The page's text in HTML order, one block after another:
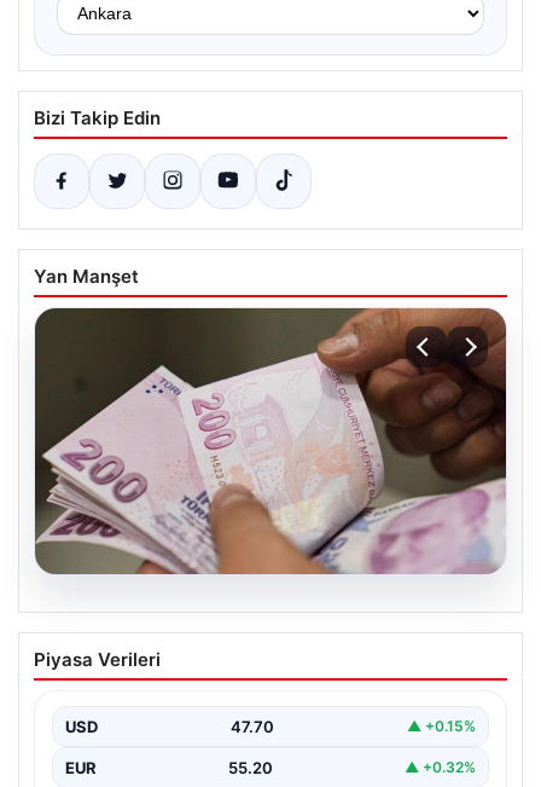
Bizi Takip Edin
Yan Manşet
2026 Kurban Bayramı Emekli İkramiyesi
Ne Zaman Yatacak? Detaylar Burada
milyon emekli vatandaşın merakla beklediği bayram
ikramiyesi…
Piyasa Verileri
USD 47.70 ▲ +0.15%
EUR 55.20 ▲ +0.32%